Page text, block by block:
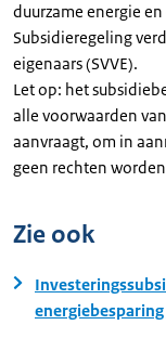
duurzame energie
Subsidieregeling
eigenaars (SVVE).
Let op: het
alle voorwaarden
aanvraagt, om in
geen rechten
Zie ook
energiebesparing